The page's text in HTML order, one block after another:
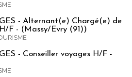
- Alternant(e) Chargé(e) de
F - (Massy/Evry (91))
- Conseiller voyages H/F -